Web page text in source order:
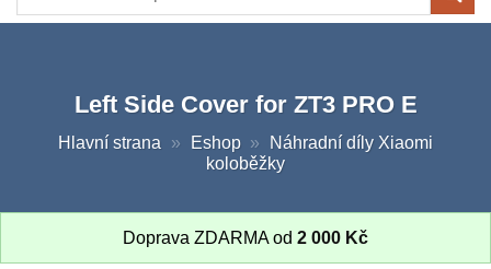
Left Side Cover for ZT3 PRO E
Hlavní strana » Eshop »
Náhradní díly Xiaomi
koloběžky
Doprava ZDARMA od 2 000 Kč